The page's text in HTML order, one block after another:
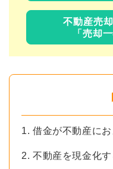
不動産売
「売却
1. 借金が不動産に
2. 不動産を現金化